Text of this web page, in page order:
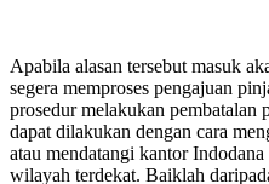
Apabila alasan tersebut masuk
segera memproses pengajuan
prosedur melakukan pembatalan
dapat dilakukan dengan cara
atau mendatangi kantor
wilayah terdekat. Baiklah